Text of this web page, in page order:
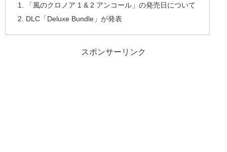
「風のクロノア 1 & 2 アンコール」の発売日について
DLC「Deluxe Bundle」が発表
スポンサーリンク